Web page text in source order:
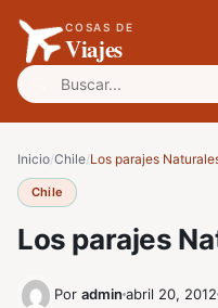
COSAS DE
Viajes
Buscar:
Inicio/Chile/Los parajes
Chile
Los parajes
Por admin abril 20, 2012